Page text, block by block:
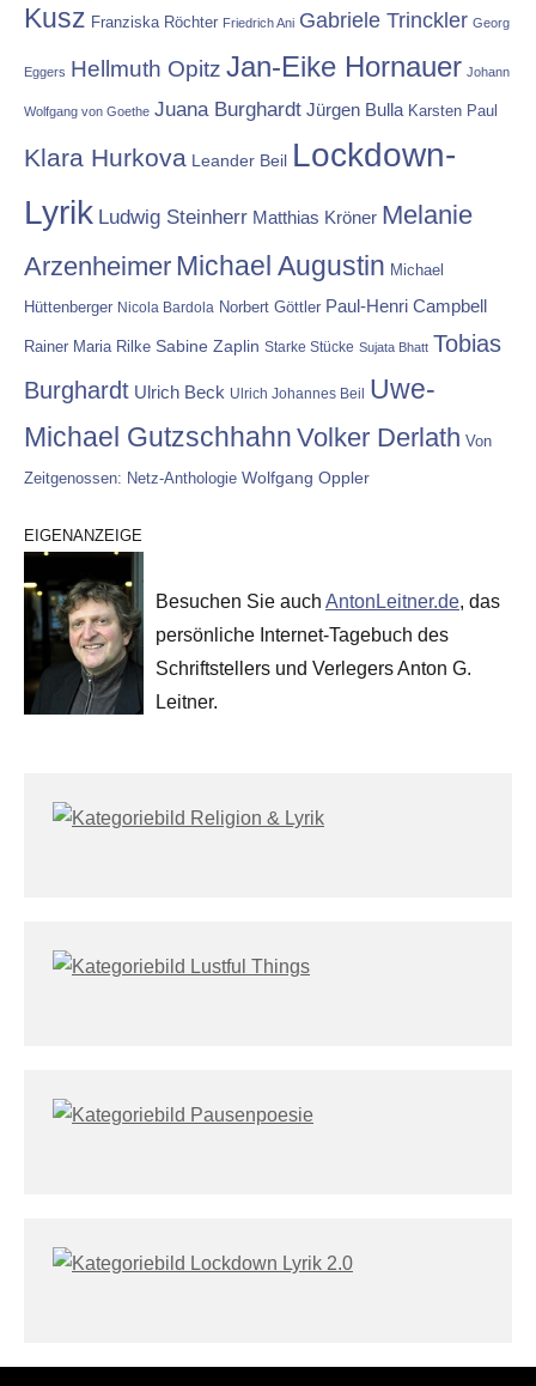
Kusz Franziska Röchter Friedrich Ani Gabriele Trinckler Georg
Eggers Hellmuth Opitz Jan-Eike Hornauer Johann
Wolfgang von Goethe Juana Burghardt Jürgen Bulla Karsten Paul
Klara Hurkova Leander Beil Lockdown-
Lyrik Ludwig Steinherr Matthias Kröner Melanie
Arzenheimer Michael Augustin Michael
Hüttenberger Nicola Bardola Norbert Göttler Paul-Henri Campbell
Rainer Maria Rilke Sabine Zaplin Starke Stücke Sujata Bhatt Tobias
Burghardt Ulrich Beck Ulrich Johannes Beil Uwe-
Michael Gutzschhahn Volker Derlath Von
Zeitgenossen: Netz-Anthologie Wolfgang Oppler
EIGENANZEIGE
Besuchen Sie auch AntonLeitner.de, das
persönliche Internet-Tagebuch des
Schriftstellers und Verlegers Anton G.
Leitner.